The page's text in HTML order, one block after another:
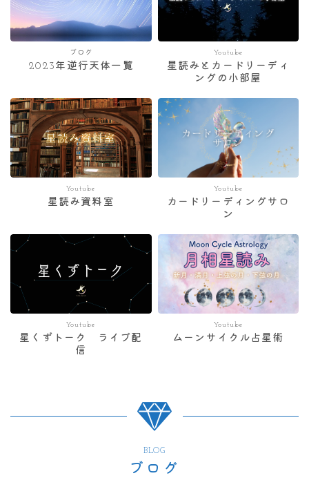
ブログ
2023年逆行天体一覧
Youtube
星読みとカードリーディ
ングの小部屋
Youtube
星読み資料室
Youtube
カードリーディングサロ
ン
Youtube
星くずトーク ライブ配
信
Youtube
ムーンサイクル占星術
BLOG
ブログ